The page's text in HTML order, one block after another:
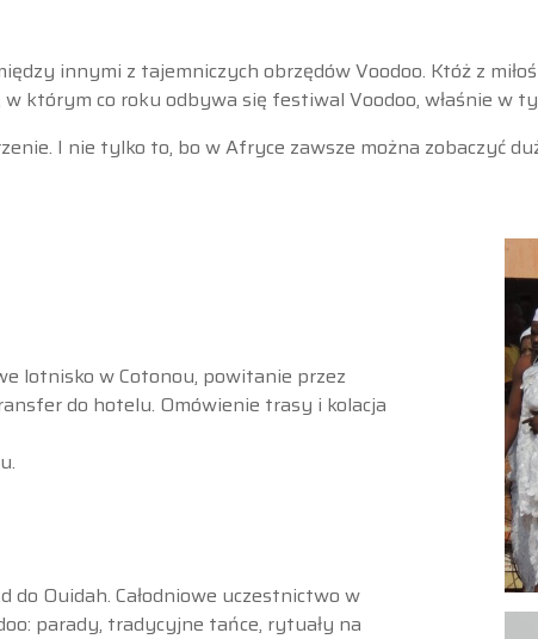
innymi z tajemniczych obrzędów Voodoo. Któż z
w którym co roku odbywa się festiwal Voodoo, właśnie w
I nie tylko to, bo w Afryce zawsze można zobaczyć
lotnisko w Cotonou, powitanie przez
do hotelu. Omówienie trasy i kolacja
do Ouidah. Całodniowe uczestnictwo w
parady, tradycyjne tańce, rytuały na